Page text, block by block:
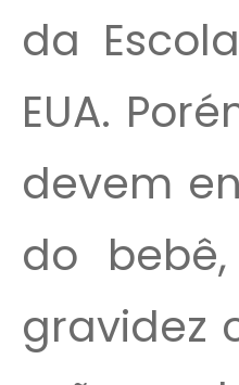
da
EUA.
devem
do
gravidez